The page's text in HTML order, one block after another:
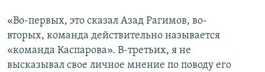
«Во-первых, это сказал Азад Рагимов, во-
вторых, команда действительно называется
«команда Каспарова». В-третьих, я не
высказывал свое личное мнение по поводу его